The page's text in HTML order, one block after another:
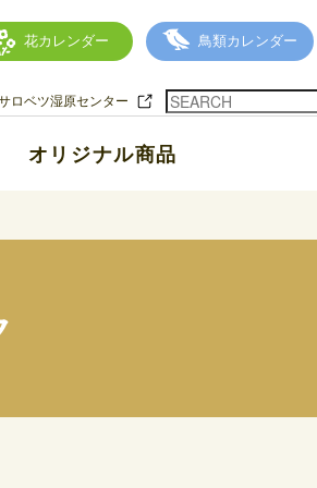
花カレンダー 鳥類カレンダー
ロベツ湿原センター
オリジナル商品